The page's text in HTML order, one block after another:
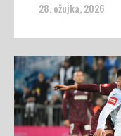
28. ožujka, 2026